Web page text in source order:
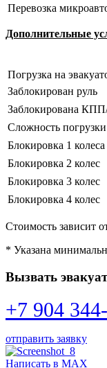
Перевозка
Дополнительные
Погрузка на
Заблокирован руль
Заблокирована
Сложность погрузки
Блокировка 1 колеса
Блокировка 2 колес
Блокировка 3 колес
Блокировка 4 колес
Стоимость зависит
* Указана
Вызвать
+7 904
отправить заявку
Написать в MAX